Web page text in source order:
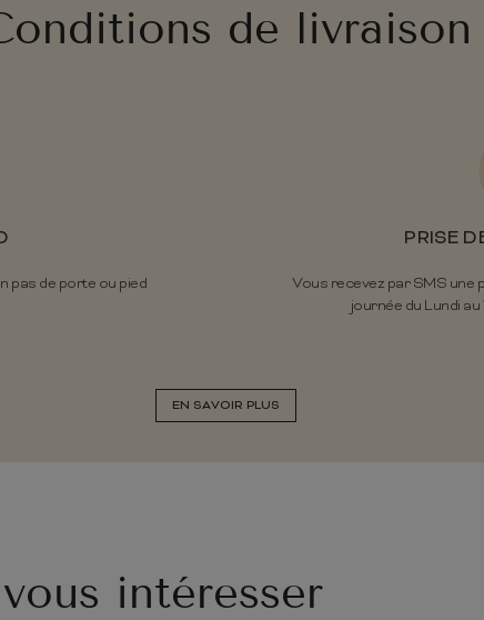
de livraison
pas de porte ou pied
PRISE
Vous recevez par SMS une
journée du Lundi
EN SAVOIR PLUS
intéresser